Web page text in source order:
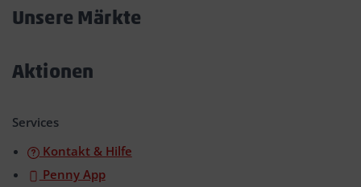
Unsere Märkte
Aktionen
Services
Kontakt & Hilfe
Penny App